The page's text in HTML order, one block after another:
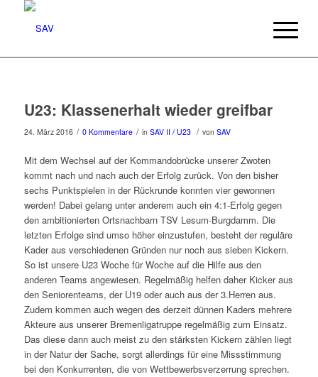
U23: Klassenerhalt wieder greifbar
24. März 2016 / 0 Kommentare / in SAV II / U23 / von SAV
Mit dem Wechsel auf der Kommandobrücke unserer Zwoten
kommt nach und nach auch der Erfolg zurück. Von den bisher
sechs Punktspielen in der Rückrunde konnten vier gewonnen
werden! Dabei gelang unter anderem auch ein 4:1-Erfolg gegen
den ambitionierten Ortsnachbarn TSV Lesum-Burgdamm. Die
letzten Erfolge sind umso höher einzustufen, besteht der reguläre
Kader aus verschiedenen Gründen nur noch aus sieben Kickern.
So ist unsere U23 Woche für Woche auf die Hilfe aus den
anderen Teams angewiesen. Regelmäßig helfen daher Kicker aus
den Seniorenteams, der U19 oder auch aus der 3.Herren aus.
Zudem kommen auch wegen des derzeit dünnen Kaders mehrere
Akteure aus unserer Bremenligatruppe regelmäßig zum Einsatz.
Das diese dann auch meist zu den stärksten Kickern zählen liegt
in der Natur der Sache, sorgt allerdings für eine Missstimmung
bei den Konkurrenten, die von Wettbewerbsverzerrung sprechen.